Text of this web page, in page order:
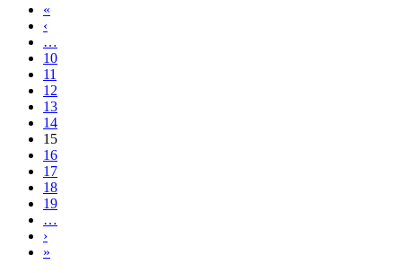
«
‹
…
10
11
12
13
14
15
16
17
18
19
…
›
»